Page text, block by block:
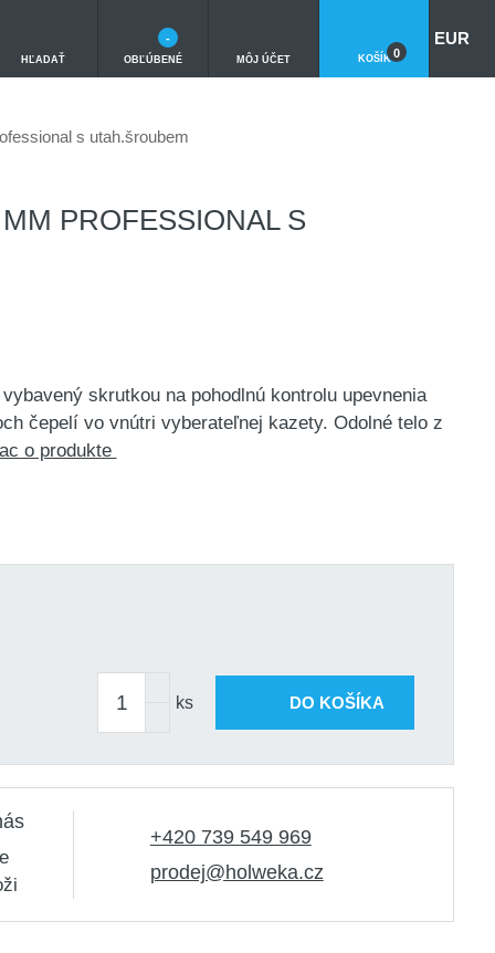
HĽADAŤ OBĽÚBENÉ
-
MÔJ ÚČET KOŠÍK 0
EUR
s utah.šroubem
PROFESSIONAL S
skrutkou na pohodlnú kontrolu upevnenia
čepelí vo vnútri vyberateľnej kazety. Odolné telo z
o produkte
ks DO KOŠÍKA
+420 739 549 969
prodej@holweka.cz